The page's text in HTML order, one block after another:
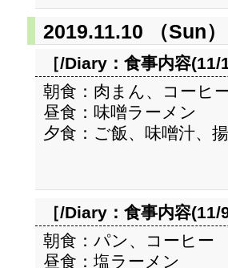
2019.11.10 （Sun）
［/Diary： 食事内容(11/
朝食：肉まん、コーヒ
昼食：味噌ラーメン
夕食：ご飯、味噌汁、
［/Diary： 食事内容(11/
朝食：パン、コーヒー
昼食：塩ラーメン